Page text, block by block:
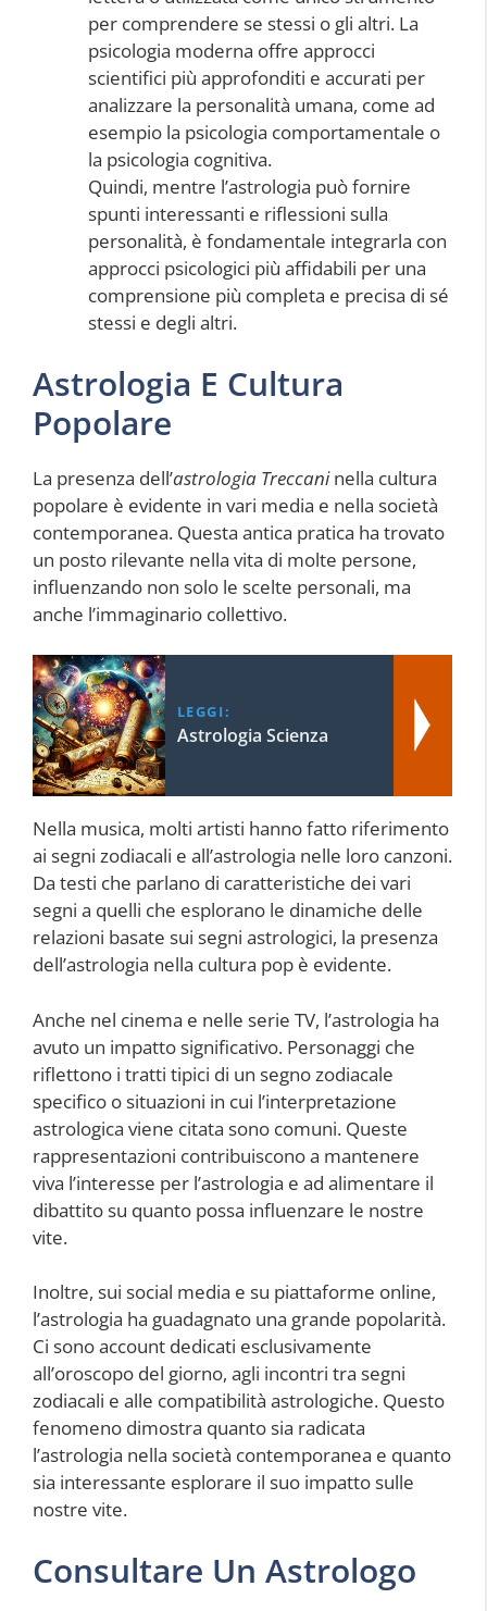
per comprendere se stessi o gli altri. La
psicologia moderna offre approcci
scientifici più approfonditi e accurati per
analizzare la personalità umana, come ad
esempio la psicologia comportamentale o
la psicologia cognitiva.
Quindi, mentre l’astrologia può fornire
spunti interessanti e riflessioni sulla
personalità, è fondamentale integrarla con
approcci psicologici più affidabili per una
comprensione più completa e precisa di sé
stessi e degli altri.
Astrologia E Cultura
Popolare
La presenza dell’astrologia Treccaninella cultura
popolare è evidente in vari media e nella società
contemporanea. Questa antica pratica ha trovato
un posto rilevante nella vita di molte persone,
influenzando non solo le scelte personali, ma
anche l’immaginario collettivo.
LEGGI:
Astrologia Scienza
Nella musica, molti artisti hanno fatto riferimento
ai segni zodiacali e all’astrologia nelle loro canzoni.
Da testi che parlano di caratteristiche dei vari
segni a quelli che esplorano le dinamiche delle
relazioni basate sui segni astrologici, la presenza
dell’astrologia nella cultura pop è evidente.
Anche nel cinema e nelle serie TV, l’astrologia ha
avuto un impatto significativo. Personaggi che
riflettono i tratti tipici di un segno zodiacale
specifico o situazioni in cui l’interpretazione
astrologica viene citata sono comuni. Queste
rappresentazioni contribuiscono a mantenere
viva l’interesse per l’astrologia e ad alimentare il
dibattito su quanto possa influenzare le nostre
vite.
Inoltre, sui social media e su piattaforme online,
l’astrologia ha guadagnato una grande popolarità.
Ci sono account dedicati esclusivamente
all’oroscopo del giorno, agli incontri tra segni
zodiacali e alle compatibilità astrologiche. Questo
fenomeno dimostra quanto sia radicata
l’astrologia nella società contemporanea e quanto
sia interessante esplorare il suo impatto sulle
nostre vite.
Consultare Un Astrologo